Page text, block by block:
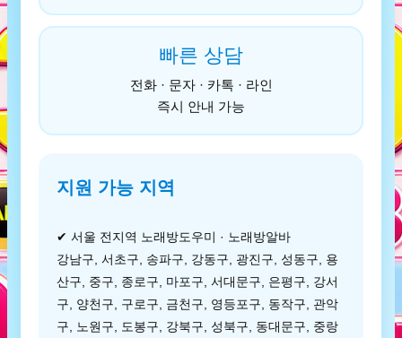
빠른 상담
전화 · 문자 · 카톡 · 라인
즉시 안내 가능
지원 가능 지역
✔ 서울 전지역 노래방도우미 · 노래방알바
강남구, 서초구, 송파구, 강동구, 광진구, 성동구, 용
산구, 중구, 종로구, 마포구, 서대문구, 은평구, 강서
구, 양천구, 구로구, 금천구, 영등포구, 동작구, 관악
구, 노원구, 도봉구, 강북구, 성북구, 동대문구, 중랑